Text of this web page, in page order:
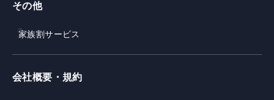
その他
家族割サービス
会社概要・規約